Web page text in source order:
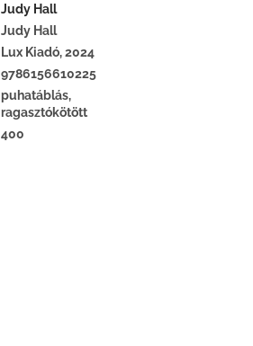
Judy Hall
Judy Hall
Lux Kiadó, 2024
9786156610225
puhatáblás,
ragasztókötött
400